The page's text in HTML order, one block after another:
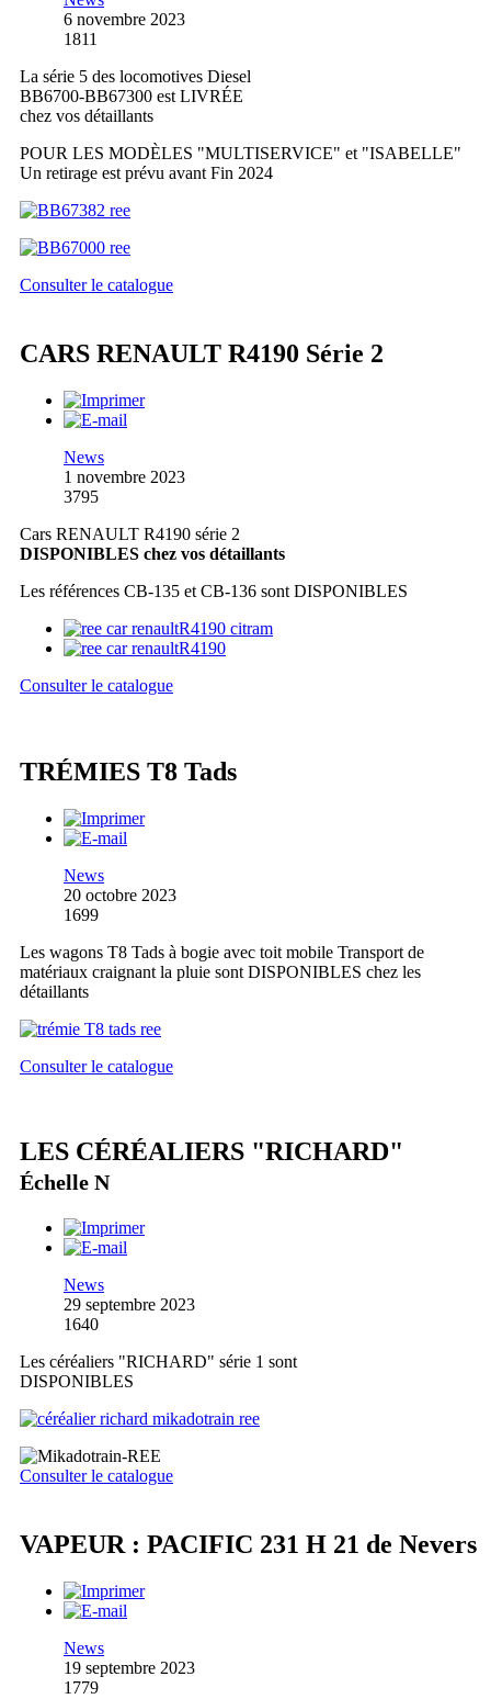
6 novembre 2023
1811
La série 5 des locomotives Diesel
BB6700-BB67300 est LIVRÉE
chez vos détaillants
POUR LES MODÈLES "MULTISERVICE" et "ISABELLE"
Un retirage est prévu avant Fin 2024
Consulter le catalogue
CARS RENAULT R4190 Série 2
News
1 novembre 2023
3795
Cars RENAULT R4190 série 2
DISPONIBLES chez vos détaillants
Les références CB-135 et CB-136 sont DISPONIBLES
Consulter le catalogue
TRÉMIES T8 Tads
News
20 octobre 2023
1699
Les wagons T8 Tads à bogie avec toit mobile Transport de
matériaux craignant la pluie sont DISPONIBLES chez les
détaillants
Consulter le catalogue
LES CÉRÉALIERS "RICHARD"
Échelle N
News
29 septembre 2023
1640
Les céréaliers "RICHARD" série 1 sont
DISPONIBLES
Consulter le catalogue
VAPEUR : PACIFIC 231 H 21 de Nevers
News
19 septembre 2023
1779